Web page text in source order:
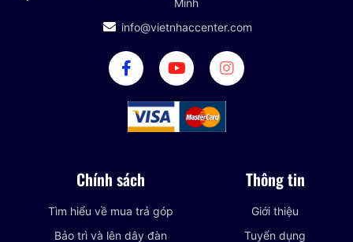
info@vietnhaccenter.com
Chính sách
Tìm hiểu về mua trả góp
Bảo trì và lên dây đàn
Thông tin
Giới thiệu
Tuyển dụng